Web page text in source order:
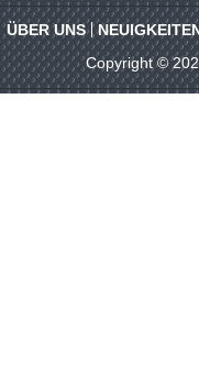
ÜBER UNS
Copyright ©